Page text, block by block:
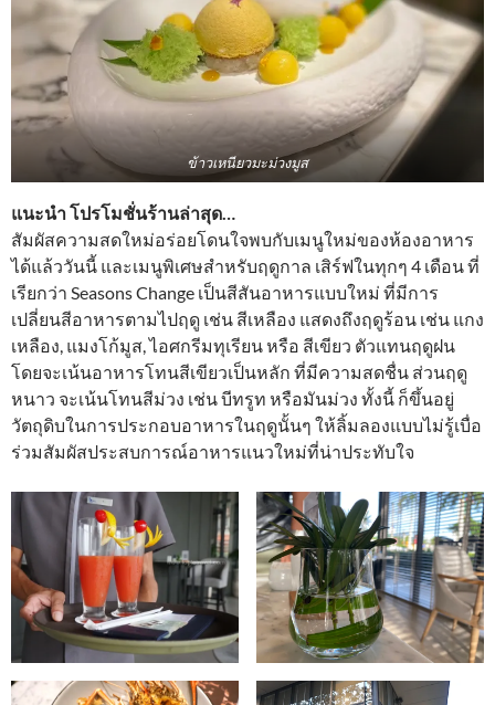
ข้าวเหนียวมะม่วงมูส
แนะนำ โปรโมชั่นร้านล่าสุด…
สัมผัสความสดใหม่อร่อยโดนใจพบกับเมนูใหม่ของห้องอาหาร
ได้แล้ววันนี้ และเมนูพิเศษสำหรับฤดูกาล เสิร์ฟในทุกๆ 4 เดือน ที่
เรียกว่า Seasons Change เป็นสีสันอาหารแบบใหม่ ที่มีการ
เปลี่ยนสีอาหารตามไปฤดู เช่น สีเหลือง แสดงถึงฤดูร้อน เช่น แกง
เหลือง, แมงโก้มูส, ไอศกรีมทุเรียน หรือ สีเขียว ตัวแทนฤดูฝน
โดยจะเน้นอาหารโทนสีเขียวเป็นหลัก ที่มีความสดชื่น ส่วนฤดู
หนาว จะเน้นโทนสีม่วง เช่น บีทรูท หรือมันม่วง ทั้งนี้ ก็ขึ้นอยู่
วัตถุดิบในการประกอบอาหารในฤดูนั้นๆ ให้ลิ้มลองแบบไม่รู้เบื่อ
ร่วมสัมผัสประสบการณ์อาหารแนวใหม่ที่น่าประทับใจ